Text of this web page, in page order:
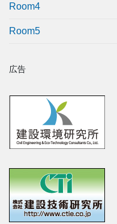
Room4
Room5
広告